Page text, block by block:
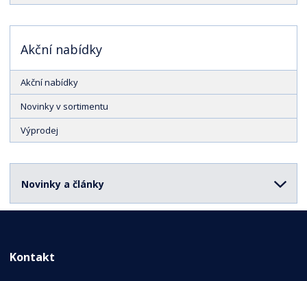
Akční nabídky
Akční nabídky
Novinky v sortimentu
Výprodej
Novinky a články
Kontakt